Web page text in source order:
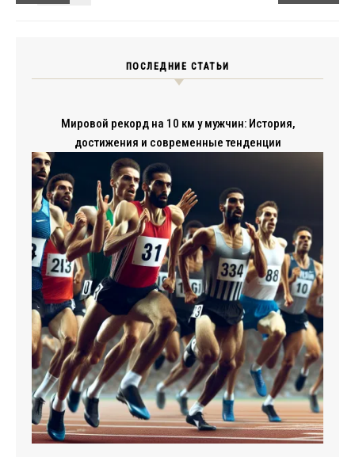
ПОСЛЕДНИЕ СТАТЬИ
Мировой рекорд на 10 км у мужчин: История,
достижения и современные тенденции